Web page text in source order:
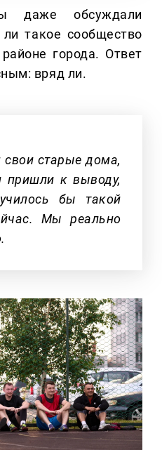
даже обсуждали
такое сообщество
города. Ответ
вряд ли.
старые дома,
пришли к выводу,
бы такой
Мы реально